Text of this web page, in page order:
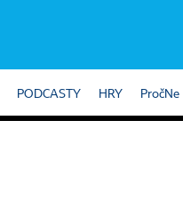
PODCASTY HRY PročNe